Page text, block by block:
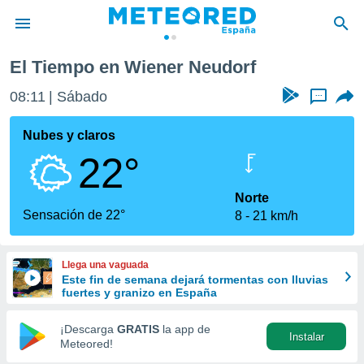
de
por
que se
calidad.
a este
las
y
forma
digital
basada
El Tiempo en Wiener Neudorf
08:11 Sábado ...
Nubes y claros
22°
Sensación de 22°
Norte
8
21 km/h
Llega una vaguada
Este fin de semana dejará tormentas con lluvias
fuertes y granizo en España
¡Descarga GRATIS la app de
Meteored!
Instalar